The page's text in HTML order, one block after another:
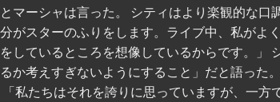
マーシャは言った。 シティはより楽観的な口
がスターのふりをします。ライブ中、私がよ
しているところを想像しているからです。」
か考えすぎないようにすること」だと語った
私たちはそれを誇りに思っていますが、一方